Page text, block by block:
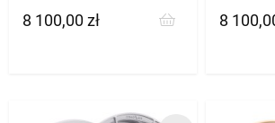
20"
Cena
8 100,00 zł
20"
Cena
8